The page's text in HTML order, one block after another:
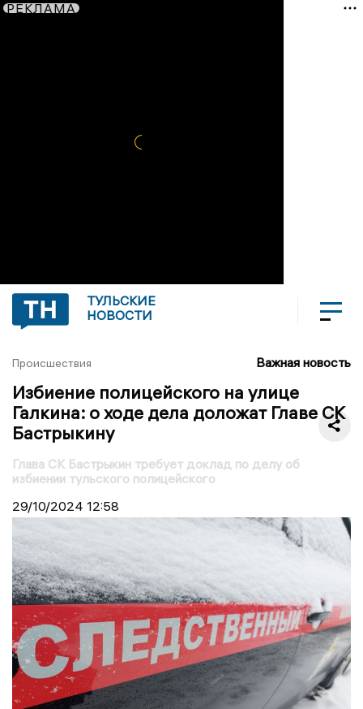
РЕКЛАМА
ТУЛЬСКИЕ
НОВОСТИ
Происшествия Важная новость
Избиение полицейского на улице
Галкина: о ходе дела доложат Главе СК
Бастрыкину
Глава СК Бастрыкин требует доклад по делу об
избиении тульского полицейского
29/10/2024 12:58